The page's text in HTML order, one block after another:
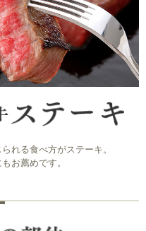
れる食べ方がステーキ。
お薦めです。